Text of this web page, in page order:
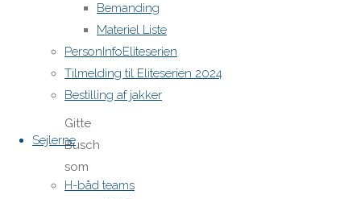
Bemanding
Materiel Liste
PersonInfoEliteserien
Tilmelding til Eliteserien 2024
Bestilling af jakker
Sejlerne
H-båd teams
“Dette er
god
sportsmanship”
siger
formand
Gitte
Busch
som
arbejder